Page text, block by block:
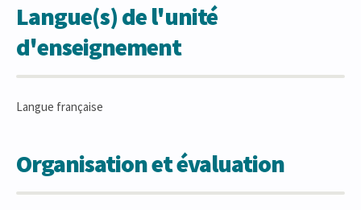
Langue(s) de l'unité
d'enseignement
Langue française
Organisation et évaluation